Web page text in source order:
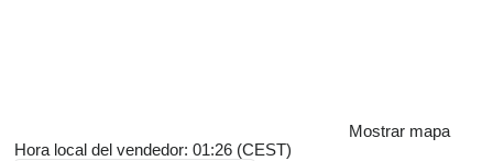
Mostrar mapa
Hora local del vendedor: 01:26 (CEST)